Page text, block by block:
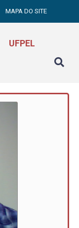
MAPA DO SITE
UFPEL